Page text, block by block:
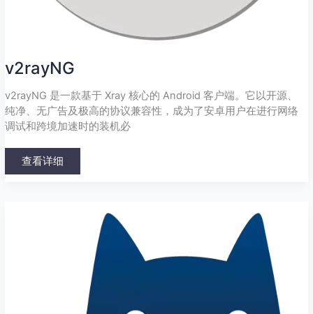
v2rayNG
v2rayNG 是一款基于 Xray 核心的 Android 客户端。它以开源、
纯净、无广告及极高的协议兼容性，成为了安卓用户在进行网络
调试和跨境加速时的装机必
查看详细